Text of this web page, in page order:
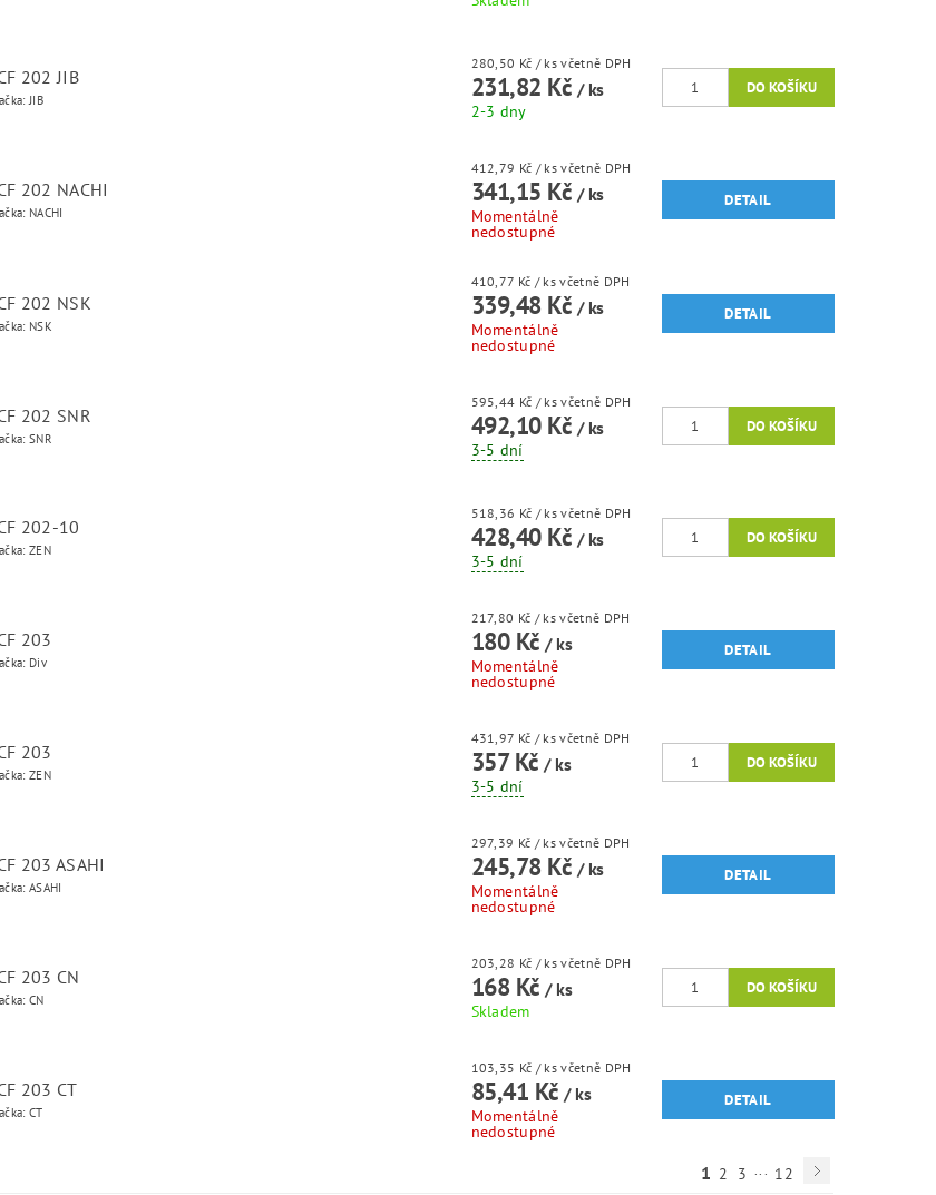
202 JIB
JIB
280,50 Kč / ks včetně DPH
231,82 Kč / ks
2-3 dny
202 NACHI
NACHI
412,79 Kč / ks včetně DPH
341,15 Kč / ks
Momentálně
nedostupné
DETAIL
202 NSK
NSK
410,77 Kč / ks včetně DPH
339,48 Kč / ks
Momentálně
nedostupné
DETAIL
202 SNR
SNR
595,44 Kč / ks včetně DPH
492,10 Kč / ks
3-5 dní
202-10
ZEN
518,36 Kč / ks včetně DPH
428,40 Kč / ks
3-5 dní
203
Div
217,80 Kč / ks včetně DPH
180 Kč/ ks
Momentálně
nedostupné
DETAIL
203
ZEN
431,97 Kč / ks včetně DPH
357 Kč/ ks
3-5 dní
203 ASAHI
ASAHI
297,39 Kč / ks včetně DPH
245,78 Kč / ks
Momentálně
nedostupné
DETAIL
203 CN
CN
203,28 Kč / ks včetně DPH
168 Kč/ ks
Skladem
203 CT
CT
103,35 Kč / ks včetně DPH
85,41 Kč/ ks
Momentálně
nedostupné
DETAIL
1 2 3 ... 12